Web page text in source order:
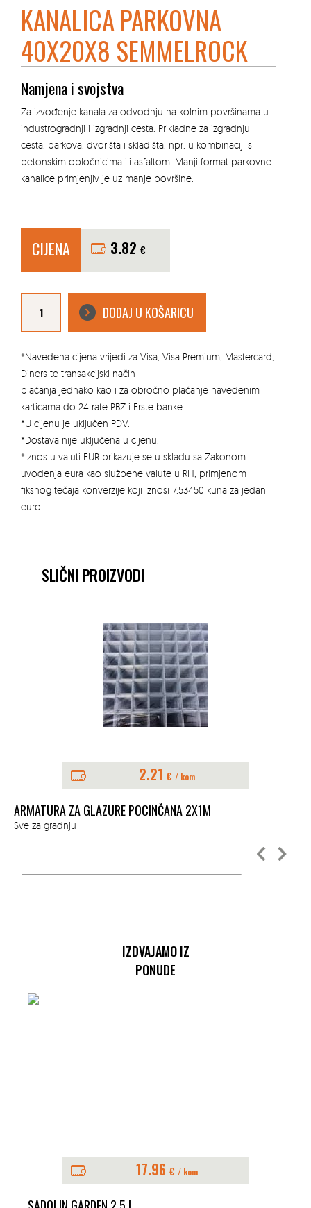
KANALICA PARKOVNA
40X20X8 SEMMELROCK
Namjena i svojstva
Za izvođenje kanala za odvodnju na kolnim površinama u
industrogradnji i izgradnji cesta. Prikladne za izgradnju
cesta, parkova, dvorišta i skladišta, npr. u kombinaciji s
betonskim opločnicima ili asfaltom. Manji format parkovne
kanalice primjenjiv je uz manje površine.
CIJENA 3.82 €
KANALICA
40X20X8
SEMMELROCK
DODAJ U KOŠARICU
*Navedena cijena vrijedi za Visa, Visa Premium, Mastercard,
Diners te transakcijski način
plaćanja jednako kao i za obročno plaćanje navedenim
karticama do 24 rate PBZ i Erste banke.
*U cijenu je uključen PDV.
*Dostava nije uključena u cijenu.
*Iznos u valuti EUR prikazuje se u skladu sa Zakonom
uvođenja eura kao službene valute u RH, primjenom
fiksnog tečaja konverzije koji iznosi 7,53450 kuna za jedan
euro.
SLIČNI PROIZVODI
2.21 € / kom
ARMATURA ZA GLAZURE POCINČANA 2X1M
Sve za gradnju
IZDVAJAMO IZ
PONUDE
17.96 € / kom